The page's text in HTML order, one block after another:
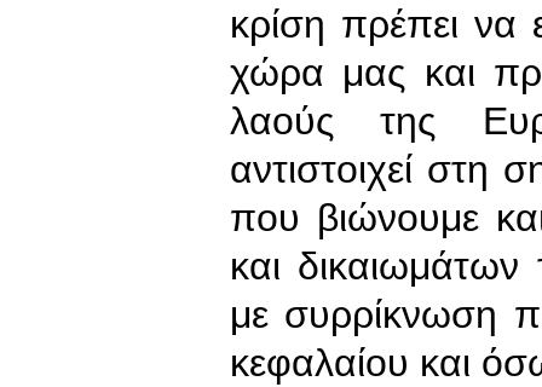
κρίση πρέπει να
χώρα μας και
λαούς της
αντιστοιχεί στη
που βιώνουμε
και
με συρρίκνωση
κεφαλαίου και